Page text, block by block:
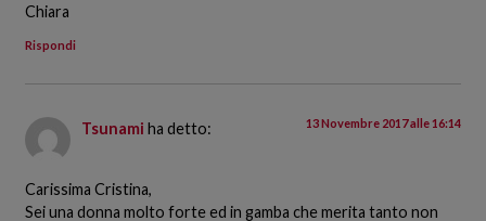
Chiara
Rispondi
Tsunami ha detto: 13 Novembre 2017 alle 16:14
Carissima Cristina,
Sei una donna molto forte ed in gamba che merita tanto non